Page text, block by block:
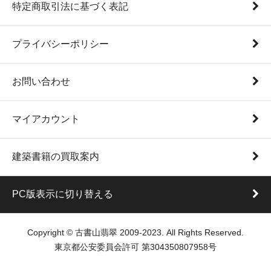
特定商取引法に基づく表記
プライバシーポリシー
お問い合わせ
マイアカウント
建築書籍の買取案内
PC版表示に切り替える
Copyright © 古書山翡翠 2009-2023. All Rights Reserved.
東京都公安委員会許可 第304350807958号